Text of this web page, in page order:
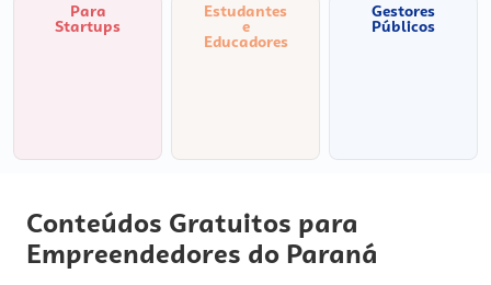
Para
Startups
Estudantes
e
Educadores
Gestores
Públicos
Conteúdos Gratuitos para
Empreendedores do Paraná